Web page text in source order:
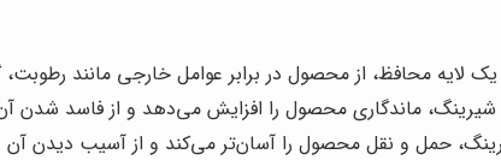
یک لایه محافظ، از محصول در برابر عوامل خارجی مانند
شیرینگ، ماندگاری محصول را افزایش می‌دهد و از فاسد شدن
حمل و نقل محصول را آسان‌تر می‌کند و از آسیب دیدن